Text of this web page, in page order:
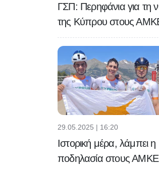
ΓΣΠ: Περηφάνια για τη
της Κύπρου στους
29.05.2025 | 16:20
Ιστορική μέρα, λάμπει η
ποδηλασία στους ΑΜΚΕ